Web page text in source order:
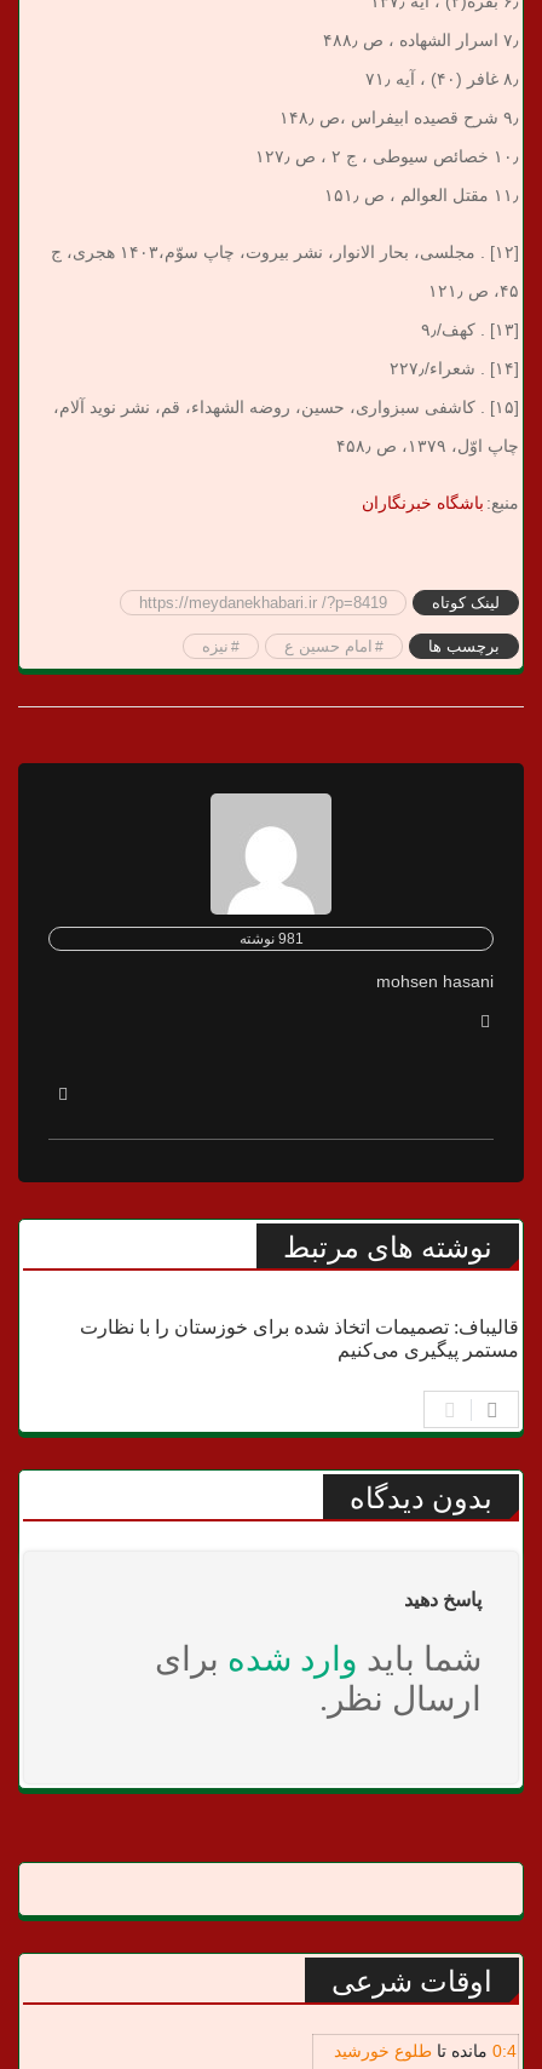
۷٫ اسرار الشهاده ، ص ۴۸۸٫
۸٫ غافر (۴۰) ، آیه ۷۱٫
۹٫ شرح قصیده ابی‏فراس ،ص ۱۴۸٫
۱۰٫ خصائص سیوطی ، ج ۲ ، ص ۱۲۷٫
۱۱٫ مقتل العوالم ، ص ۱۵۱٫
[۱۲] . مجلسی، بحار الانوار، نشر بیروت، چاپ سوّم،۱۴۰۳ هجری، ج
۴۵، ص ۱۲۱٫
[۱۳] . کهف/۹٫
[۱۴] . شعراء/۲۲۷٫
[۱۵] . کاشفی سبزواری، حسین، روضه الشهداء، قم، نشر نوید آلام،
چاپ اوّل، ۱۳۷۹، ص ۴۵۸٫
منبع: باشگاه خبرنگاران
لینک کوتاه https://meydanekhabari.ir /?p=8419
برچسب ها امام حسین ع نیزه
981 نوشته
mohsen hasani
نوشته های مرتبط
مجلس
قالیباف: تصمیمات اتخاذ شده برای خوزستان را با نظارت
مستمر پیگیری می‌کنیم
بدون دیدگاه
پاسخ دهید
شما باید وارد شده برای
ارسال نظر.
اوقات شرعی
0:4 مانده تا طلوع خورشید